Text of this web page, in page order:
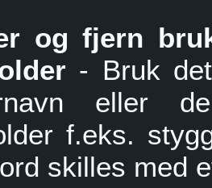
og fjern
- Bruk
eller
f.eks.
skilles med